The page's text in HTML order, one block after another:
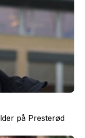
på Presterød